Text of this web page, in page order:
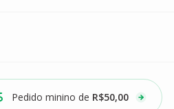
Pedido minino de R$50,00